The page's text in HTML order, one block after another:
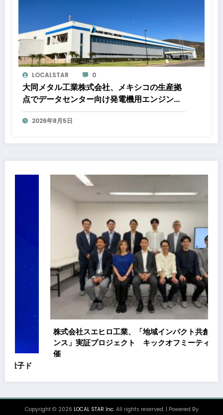
LOCALSTAR 0
大同メタル工業株式会社、メキシコの生産拠
点でデータセンター向け発電機用エンジン軸
受の生産能力増強投資を決定 ～北米顧客と
の生産コミットメント契約締結に基づく40億
2026年8月5日
スエヒロ工業、「地域インパクト共創ファイナ
証プロジェクト キックオフミーティングを開
8月22日（土
ンパス2026
選びリアリ
SpiceThemes